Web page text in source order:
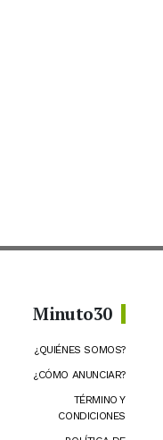
Minuto30
¿QUIÉNES SOMOS?
¿CÓMO ANUNCIAR?
TÉRMINO Y
CONDICIONES